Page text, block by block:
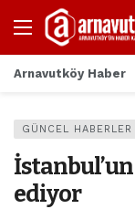
Arnavutköy Haber
GÜNCEL HABERLER
ediyor